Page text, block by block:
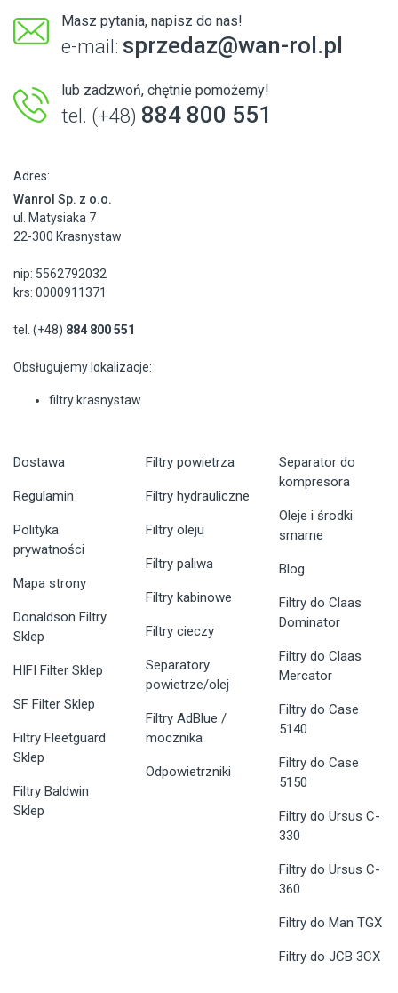
Masz pytania, napisz do nas!
e-mail: sprzedaz@wan-rol.pl
lub zadzwoń, chętnie pomożemy!
tel. (+48) 884 800 551
Adres:
Wanrol Sp. z o.o.
ul. Matysiaka 7
22-300 Krasnystaw
nip: 5562792032
krs: 0000911371
tel. (+48) 884 800 551
Obsługujemy lokalizacje:
filtry krasnystaw
Dostawa
Regulamin
Polityka
prywatności
Mapa strony
Donaldson Filtry
Sklep
HIFI Filter Sklep
SF Filter Sklep
Filtry Fleetguard
Sklep
Filtry Baldwin
Sklep
Filtry powietrza
Filtry hydrauliczne
Filtry oleju
Filtry paliwa
Filtry kabinowe
Filtry cieczy
Separatory
powietrze/olej
Filtry AdBlue /
mocznika
Odpowietrzniki
Separator do
kompresora
Oleje i środki
smarne
Blog
Filtry do Claas
Dominator
Filtry do Claas
Mercator
Filtry do Case
5140
Filtry do Case
5150
Filtry do Ursus C-
330
Filtry do Ursus C-
360
Filtry do Man TGX
Filtry do JCB 3CX